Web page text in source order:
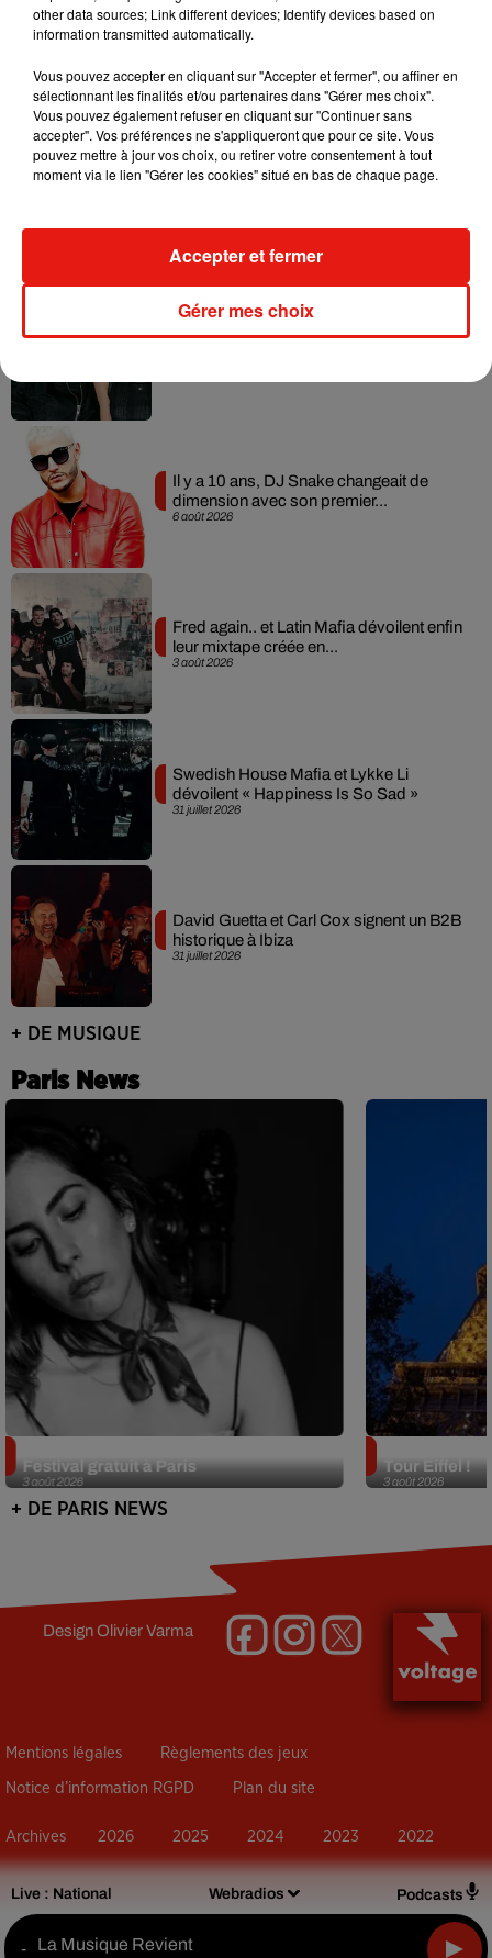
Live : National Webradios Podcasts
- La Musique Revient
Musique
RÜFÜS DU SOL annonce un nouvel
Angèle et Amélie Lens dévoilent leur
6 août 2026
Il y a 10 ans, DJ Snake changeait de
dimension avec son premier...
3 août 2026
Fred again.. et Latin Mafia dévoilent enfin
leur mixtape créée en...
31 juillet 2026
Swedish House Mafia et Lykke Li
dévoilent « Happiness Is So Sad »
31 juillet 2026
David Guetta et Carl Cox signent un B2B
historique à Ibiza
+ DE MUSIQUE
Paris News
3 août 2026
Festival gratuit à Paris
3 août 2026
Tour Eiffel !
+ DE PARIS NEWS
DesignOlivier Varma
Mentions légales Règlements des jeux
Notice d’information RGPD Plan du site
Archives 2026 2025 2024 2023 2022
other data sources; Link different devices; Identify devices based on
information transmitted automatically.
Vous pouvez accepter en cliquant sur "Accepter et fermer", ou affiner en
sélectionnant les finalités et/ou partenaires dans "Gérer mes choix".
Vous pouvez également refuser en cliquant sur "Continuer sans
accepter". Vos préférences ne s'appliqueront que pour ce site. Vous
pouvez mettre à jour vos choix, ou retirer votre consentement à tout
moment via le lien "Gérer les cookies" situé en bas de chaque page.
Gérer mes choix
Accepter et fermer